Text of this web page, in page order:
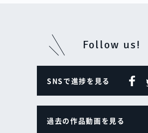
Follow us!
SNSで進捗を見る
過去の作品動画を見る